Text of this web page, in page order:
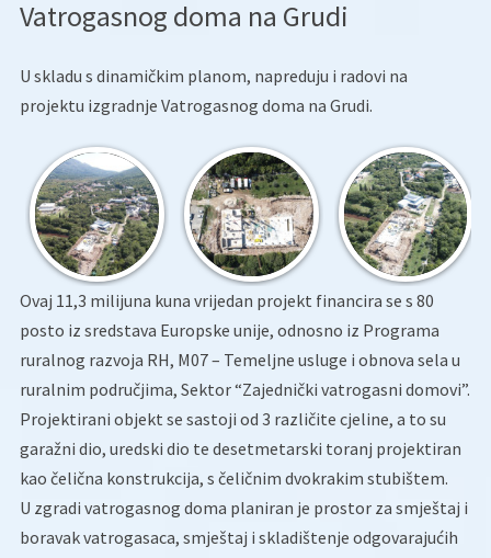
Vatrogasnog doma na Grudi
U skladu s dinamičkim planom, napreduju i radovi na
projektu izgradnje Vatrogasnog doma na Grudi.
Ovaj 11,3 milijuna kuna vrijedan projekt financira se s 80
posto iz sredstava Europske unije, odnosno iz Programa
ruralnog razvoja RH, M07 – Temeljne usluge i obnova sela u
ruralnim područjima, Sektor “Zajednički vatrogasni domovi”.
Projektirani objekt se sastoji od 3 različite cjeline, a to su
garažni dio, uredski dio te desetmetarski toranj projektiran
kao čelična konstrukcija, s čeličnim dvokrakim stubištem.
U zgradi vatrogasnog doma planiran je prostor za smještaj i
boravak vatrogasaca, smještaj i skladištenje odgovarajućih